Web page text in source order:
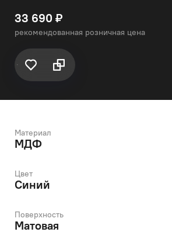
33 690 ₽
рекомендованная розничная цена
Материал
МДФ
Цвет
Синий
Поверхность
Матовая